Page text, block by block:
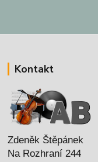
Kontakt
Zdeněk Štěpánek
Na Rozhraní 244